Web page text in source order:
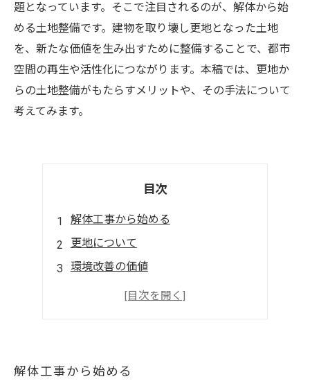
題となっています。そこで注目されるのが、解体から始
める土地整備です。建物を取り壊し更地となった土地
を、新たな価値を生み出すために整備することで、都市
空間の再生や活性化につながります。本稿では、更地か
らの土地整備がもたらすメリットや、その手法について
考えてみます。
目次
解体工事から始める
更地について
環境改善の価値
持続可能な未来のために
解体工事から始める